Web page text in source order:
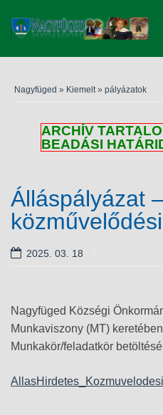
Nagyfüged » Kiemelt» pályázatok
ARCHÍV
BEADÁSI
Álláspályázat
2025. 03. 18
Nagyfüged Községi
Munkaviszony (MT)
Munkakör/feladatkör